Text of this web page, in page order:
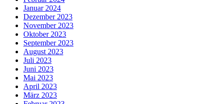
Januar 2024
Dezember 2023
November 2023
Oktober 2023
September 2023
August 2023
Juli 2023
Juni 2023
Mai 2023
April 2023
März 2023